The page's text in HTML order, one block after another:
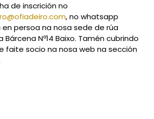
de inscrición no
, no whatsapp
en persoa na nosa sede de rúa
Nº14 Baixo. Tamén cubrindo
faite socio na nosa web na sección